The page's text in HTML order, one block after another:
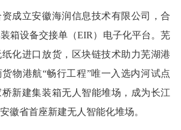
立安徽海润信息技术有限公司，合
箱设备交接单（EIR）电子化平台。芜
化进口放货，区块链技术助力芜湖港
物港航“畅行工程”唯一入选内河试点
新建集装箱无人智能堆场，成为长江
徽省首座新建无人智能化堆场。